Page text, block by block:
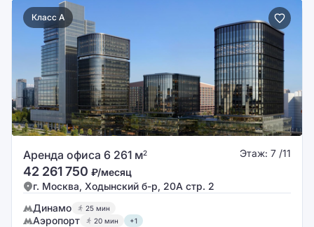
Класс A
Аренда офиса 6 261 м2 Этаж: 7 /11
42 261 750 ₽/месяц
г. Москва, Ходынский б-р, 20А стр. 2
Динамо
25 мин
Аэропорт 20 мин +1